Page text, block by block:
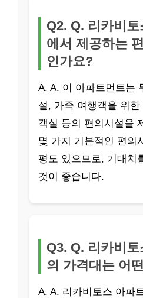
Q2. Q. 리카비
에서 제공하는
인가요?
A. A. 이 아파트먼트는
설, 가족 여행객을 위
객실 등의 편의시설을
몇 가지 기본적인 편의
평도 있으므로, 기대치
것이 좋습니다.
Q3. Q. 리카비
의 가격대는 어
A. A. 리카비토스 아파